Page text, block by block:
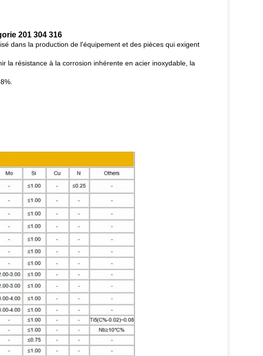
201 304 316
dans la production de l'équipement et des pièces qui exigent
la résistance à la corrosion inhérente en acier inoxydable, la